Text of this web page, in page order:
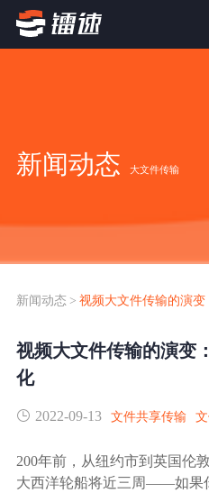
FTP替代升级
SDK传输应用集成
镭速FTP加速
跨国数据传输
案例
新闻动态
生态合作
关于镭速
新闻动态 大文件传输
新闻动态 > 视频大文件传输的演变
视频大文件传输的演变
化
2022-09-13 文件共享传输
200年前，从纽约市到英国伦
大西洋轮船将近三周——如果